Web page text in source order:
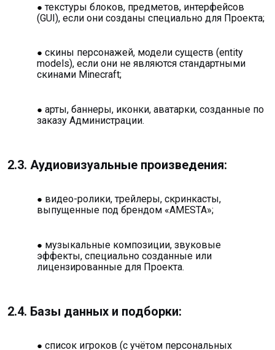
текстуры блоков, предметов, интерфейсов
(GUI), если они созданы специально для Проекта;
скины персонажей, модели существ (entity
models), если они не являются стандартными
скинами Minecraft;
арты, баннеры, иконки, аватарки, созданные по
заказу Администрации.
2.3. Аудиовизуальные произведения:
видео-ролики, трейлеры, скринкасты,
выпущенные под брендом «AMESTA»;
музыкальные композиции, звуковые
эффекты, специально созданные или
лицензированные для Проекта.
2.4. Базы данных и подборки:
список игроков (с учётом персональных